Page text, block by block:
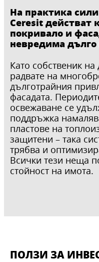
На практика
Ceresit действат
покривало и
невредима
Като собственик
радвате на
дълготрайния
фасадата.
освежаване се
поддръжка
пластове на
защитени – така
трябва и
Всички тези неща
стойност на имота.
ПОЛЗИ ЗА